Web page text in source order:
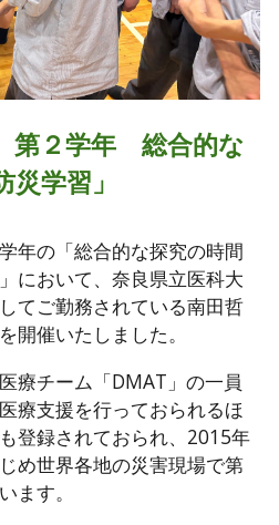
第２学年 総合的な
学習」
年の「総合的な探究の時間
において、奈良県立医科大
てご勤務されている南田哲
開催いたしました。
療チーム「DMAT」の一員
療支援を行っておられるほ
登録されておられ、2015年
め世界各地の災害現場で第
ます。